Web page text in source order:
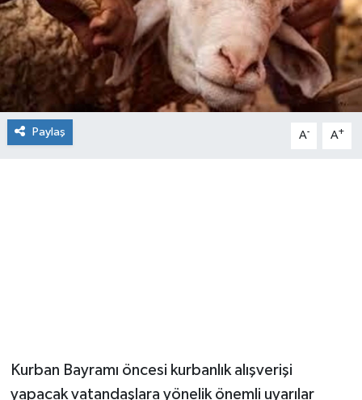
Paylaş A- A+
Kurban Bayramı öncesi kurbanlık alışverişi
yapacak vatandaşlara yönelik önemli uyarılar